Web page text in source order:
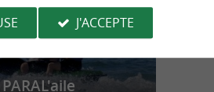
PARAL'aile
J'ACCEPTE